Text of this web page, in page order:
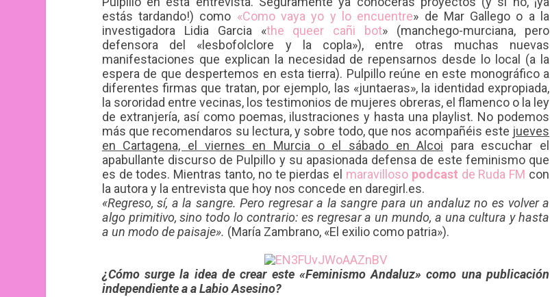
estás tardando!) como «Como vaya yo y lo encuentre» de Mar Gallego o a la
investigadora Lidia Garcia «the queer cañi bot» (manchego-murciana, pero
defensora del «lesbofolclore y la copla»), entre otras muchas nuevas
manifestaciones que explican la necesidad de repensarnos desde lo local (a la
espera de que despertemos en esta tierra). Pulpillo reúne en este monográfico a
diferentes firmas que tratan, por ejemplo, las «juntaeras», la identidad expropiada,
la sororidad entre vecinas, los testimonios de mujeres obreras, el flamenco o la ley
de extranjería, así como poemas, ilustraciones y hasta una playlist. No podemos
más que recomendaros su lectura, y sobre todo, que nos acompañéis este jueves
en Cartagena, el viernes en Murcia o el sábado en Alcoi para escuchar el
apabullante discurso de Pulpillo y su apasionada defensa de este feminismo que
es de todes. Mientras tanto, no te pierdas el maravilloso podcast de Ruda FM con
la autora y la entrevista que hoy nos concede en daregirl.es.
«Regreso, sí, a la sangre. Pero regresar a la sangre para un andaluz no es volver a
algo primitivo, sino todo lo contrario: es regresar a un mundo, a una cultura y hasta
a un modo de paisaje». (María Zambrano, «El exilio como patria»).
¿Cómo surge la idea de crear este «Feminismo Andaluz» como una publicación
independiente a a Labio Asesino?